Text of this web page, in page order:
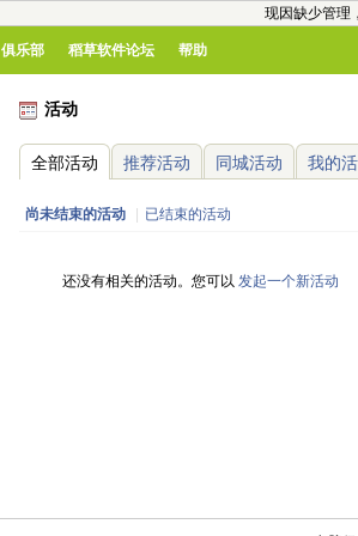
现因缺少管理
俱乐部 稻草软件论坛 帮助
活动
全部活动 推荐活动 同城活动 我的
尚未结束的活动 已结束的活动
还没有相关的活动。您可以 发起一个新活动